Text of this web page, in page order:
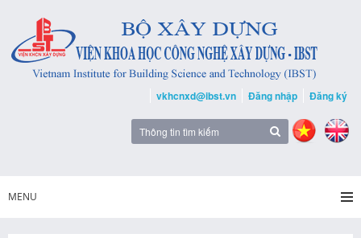
vkhcnxd@ibst.vn Đăng nhập Đăng ký
MENU